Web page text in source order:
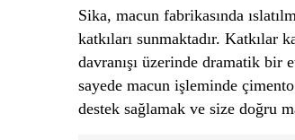
Sika, macun fabrikasında
katkıları sunmaktadır.
davranışı üzerinde dramatik bir
sayede macun işleminde
destek sağlamak ve size doğru